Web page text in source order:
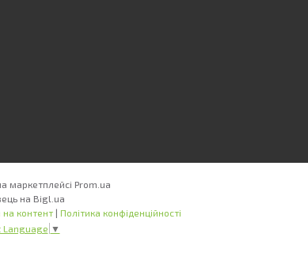
маркетплейсі Prom.ua
на Bigl.ua
контент | Політика конфіденційності
Language ▼